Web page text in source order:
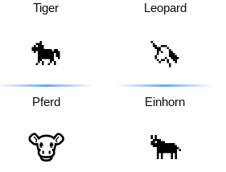
Tiger Leopard
🐎
Pferd
🦄
Einhorn
🐮 🐂